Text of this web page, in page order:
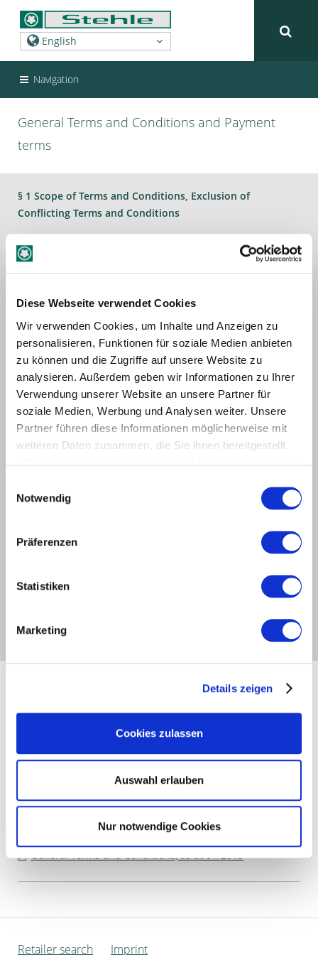
Diese Webseite verwendet Cookies
Wir verwenden Cookies, um Inhalte und Anzeigen zu
personalisieren, Funktionen für soziale Medien anbieten
zu können und die Zugriffe auf unsere Website zu
analysieren. Außerdem geben wir Informationen zu Ihrer
Verwendung unserer Website an unsere Partner für
soziale Medien, Werbung und Analysen weiter. Unsere
Partner führen diese Informationen möglicherweise mit
weiteren Daten zusammen, die Sie ihnen bereitgestellt
Notwendig
Präferenzen
Statistiken
Marketing
Details zeigen
Cookies zulassen
Auswahl erlauben
Nur notwendige Cookies
Navigation
General Terms and Conditions and Payment
terms
§ 1 Scope of Terms and Conditions, Exclusion of
Conflicting Terms and Conditions
(1) Our General Terms and Conditions shall apply to all our
offers, deliveries and services. The following Terms and
Section 14 German Civil Code, legal entities under public
as the „ Customer “).
(2) Within a permanent business relationship, our General
Terms and Conditions shall also apply to all our future
offers, deliveries and performances relating to the
Customer without requiring any further reference or
agreement.
reservation while being aware of conflicting or different
general terms and conditions of the Customer.
4) Our General Terms and Conditions shall apply
exclusively. We shall not accept different general terms
confirmed by us in writing.
more...
General Terms and Conditions, as at 01/2013
Retailer search Imprint